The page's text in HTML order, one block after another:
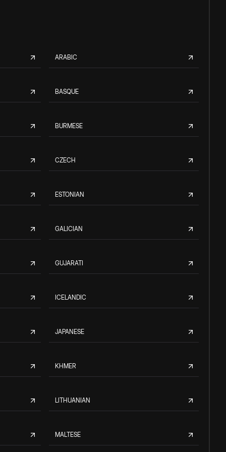
ARABIC
BASQUE
BURMESE
CZECH
ESTONIAN
GALICIAN
GUJARATI
ICELANDIC
JAPANESE
KHMER
LITHUANIAN
MALTESE